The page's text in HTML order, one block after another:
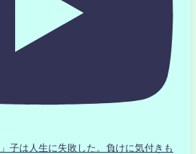
子は人生に失敗した。負けに気付きも